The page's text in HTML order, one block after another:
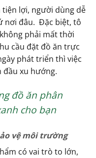
lợi, người dùng dễ
nơi đâu. Đặc biệt, tô
phải mất thời
cầu đặt đồ ăn trực
phát triển thì việc
đầu xu hướng.
đồ ăn phân
cho bạn
vệ môi trường
có vai trò to lớn,